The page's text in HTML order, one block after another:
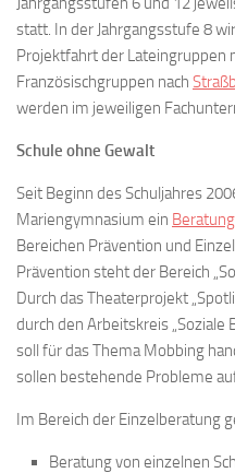
statt. In der Jahrgangsstufe 8
Projektfahrt der Lateingruppen
Französischgruppen nach
werden im jeweiligen
Schule ohne Gewalt
Seit Beginn des Schuljahres
Mariengymnasium ein
Bereichen Prävention und
Prävention steht der Bereich
Durch das Theaterprojekt
durch den Arbeitskreis
soll für das Thema Mobbing
sollen bestehende Probleme
Im Bereich der Einzelberatung
Beratung von einzelnen